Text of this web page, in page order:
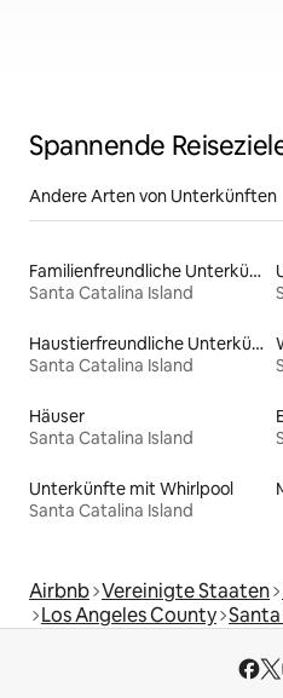
Spannende
Andere Arten von Unterkünften
Familienfreundliche Unterkünfte
Santa Catalina Island
Haustierfreundliche Unterkünfte
Santa Catalina Island
Häuser
Santa Catalina Island
Unterkünfte mit Whirlpool
Santa Catalina Island
Airbnb Vereinigte Staaten
Los Angeles County